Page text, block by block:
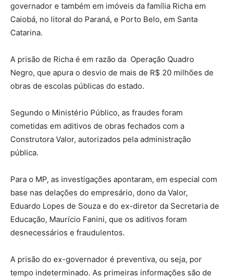
governador e também em imóveis da família Richa em
Caiobá, no litoral do Paraná, e Porto Belo, em Santa
Catarina.
A prisão de Richa é em razão da Operação Quadro
Negro, que apura o desvio de mais de R$ 20 milhões de
obras de escolas públicas do estado.
Segundo o Ministério Público, as fraudes foram
cometidas em aditivos de obras fechados com a
Construtora Valor, autorizados pela administração
pública.
Para o MP, as investigações apontaram, em especial com
base nas delações do empresário, dono da Valor,
Eduardo Lopes de Souza e do ex-diretor da Secretaria de
Educação, Maurício Fanini, que os aditivos foram
desnecessários e fraudulentos.
A prisão do ex-governador é preventiva, ou seja, por
tempo indeterminado. As primeiras informações são de